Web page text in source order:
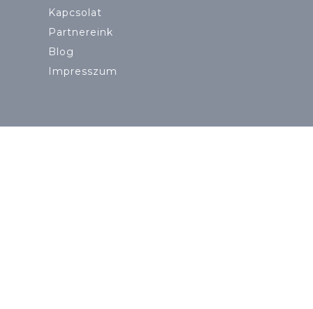
Kapcsolat
Partnereink
Blog
Impresszum